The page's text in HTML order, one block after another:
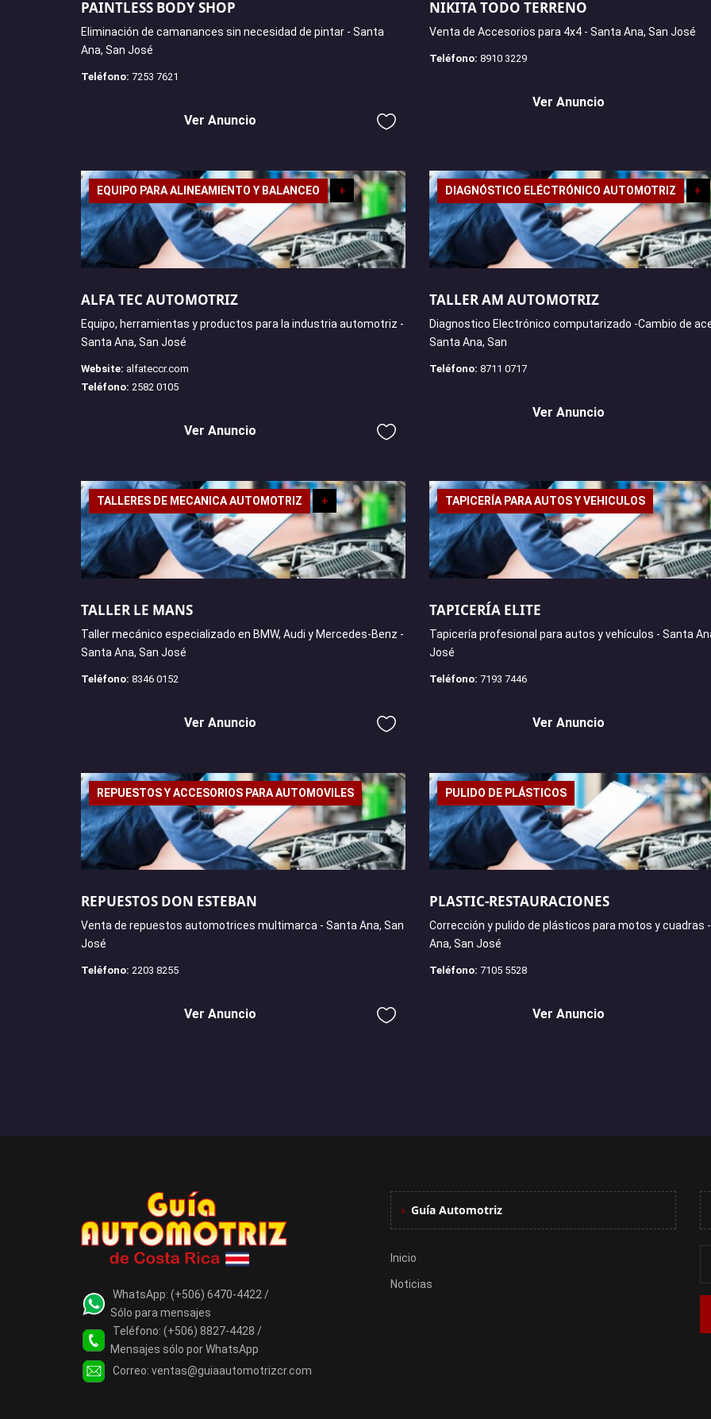
PAINTLESS BODY SHOP
Eliminación de camanances sin necesidad de pintar - Santa
Ana, San José
Teléfono: 7253 7621
Ver Anuncio
NIKITA TODO TERRENO
Venta de Accesorios para 4x4 - Santa Ana, San José
Teléfono: 8910 3229
Ver Anuncio
EQUIPO PARA ALINEAMIENTO Y BALANCEO +
ALFA TEC AUTOMOTRIZ
Equipo, herramientas y productos para la industria automotriz -
Santa Ana, San José
Website: alfateccr.com
Teléfono: 2582 0105
Ver Anuncio
DIAGNÓSTICO ELÉCTRÓNICO AUTOMOTRIZ +
TALLER AM AUTOMOTRIZ
Diagnostico Electrónico computarizado -Cambio de
Santa Ana, San
Teléfono: 8711 0717
Ver Anuncio
TALLERES DE MECANICA AUTOMOTRIZ +
TALLER LE MANS
Taller mecánico especializado en BMW, Audi y Mercedes-Benz -
Santa Ana, San José
Teléfono: 8346 0152
Ver Anuncio
TAPICERÍA PARA AUTOS Y VEHICULOS
TAPICERÍA ELITE
Tapicería profesional para autos y vehículos - Santa
José
Teléfono: 7193 7446
Ver Anuncio
REPUESTOS Y ACCESORIOS PARA AUTOMOVILES
REPUESTOS DON ESTEBAN
Venta de repuestos automotrices multimarca - Santa Ana, San
José
Teléfono: 2203 8255
Ver Anuncio
PULIDO DE PLÁSTICOS
PLASTIC-RESTAURACIONES
Corrección y pulido de plásticos para motos y cuadras
Ana, San José
Teléfono: 7105 5528
Ver Anuncio
WhatsApp: (+506) 6470-4422 /
Sólo para mensajes
Teléfono: (+506) 8827-4428 /
Mensajes sólo por WhatsApp
Correo: ventas@guiaautomotrizcr.com
Guía Automotriz
Inicio
Noticias